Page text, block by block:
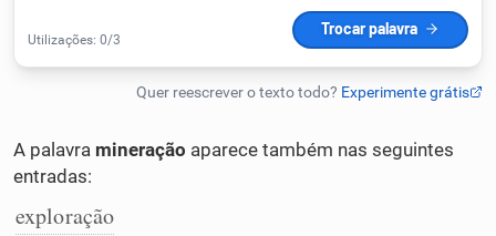
Humanizador de IA
A palavra mineração aparece também nas seguintes
entradas:
exploração